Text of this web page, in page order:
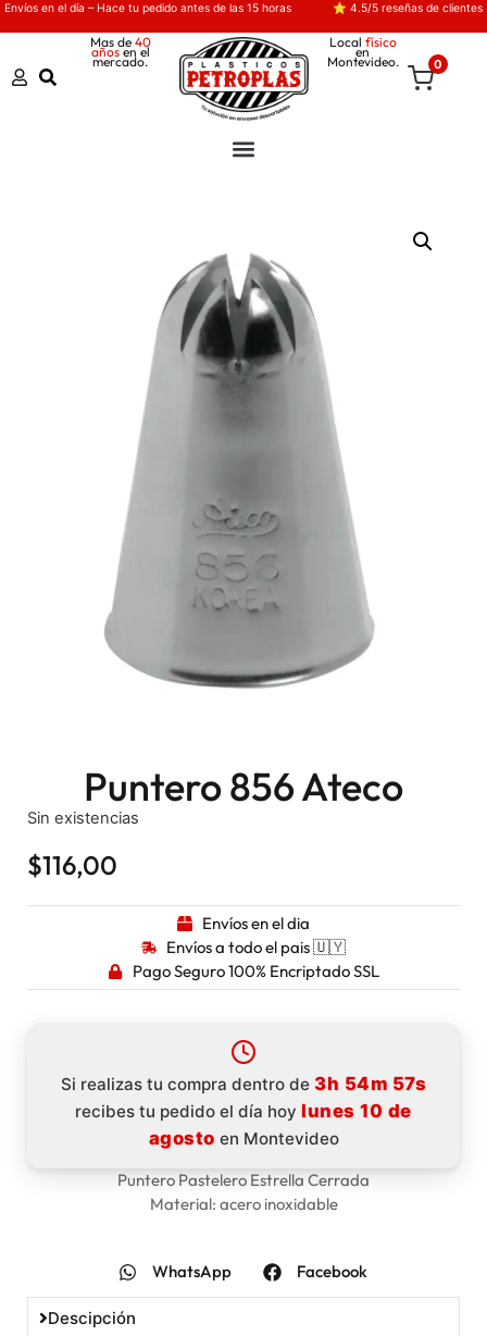
Envíos en el día – Hace tu pedido antes de las 15 horas ⭐ 4.5/5 reseñas de clientes
Mas de 40
añosen el
mercado.
Local físico
en
Montevideo. 0
Puntero 856 Ateco
Sin existencias
$116,00
Envíos en el dia
Envíos a todo el pais 🇺🇾
Pago Seguro 100% Encriptado SSL
Si realizas tu compra dentro de 3h 54m 56s
recibes tu pedido el día hoy lunes 10 de
agosto en Montevideo
Puntero Pastelero Estrella Cerrada
Material: acero inoxidable
WhatsApp Facebook
Descipción